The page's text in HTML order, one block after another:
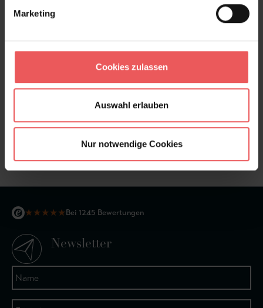
Marketing
Cookies zulassen
Auswahl erlauben
Nur notwendige Cookies
Chiswick Grove, col. 7
★★★★★Bei 1245 Bewertungen
Newsletter